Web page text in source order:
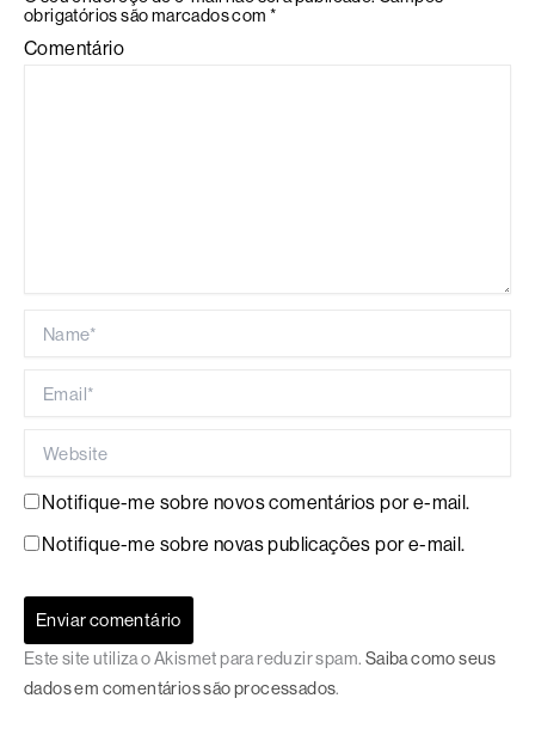
obrigatórios são marcados com *
Comentário
Notifique-me sobre novos comentários por e-mail.
Notifique-me sobre novas publicações por e-mail.
Este site utiliza o Akismet para reduzir spam. Saiba como seus
dados em comentários são processados.